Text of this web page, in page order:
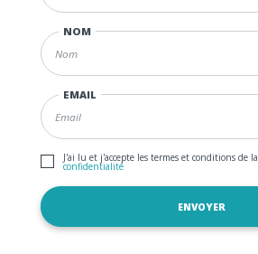
NOM
EMAIL
J'ai lu et j'accepte les termes et conditions de la
confidentialité